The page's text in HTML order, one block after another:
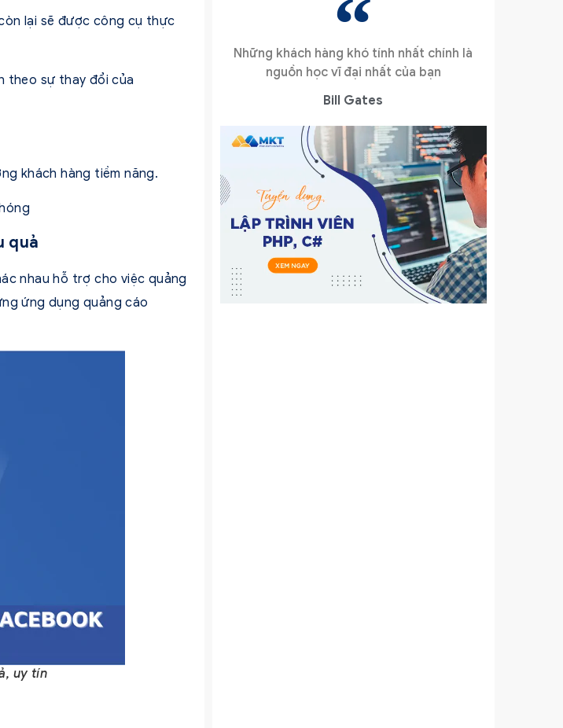
lại sẽ được công cụ thực
theo sự thay đổi của
khách hàng tiềm năng.
quả
nhau hỗ trợ cho việc quảng
ứng dụng quảng cáo
uy tín
Những khách hàng khó tính nhất chính là
nguồn học vĩ đại nhất của bạn
Bill Gates